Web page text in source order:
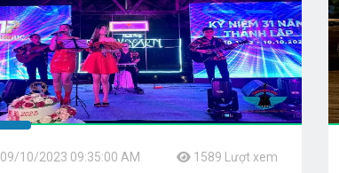
09/10/2023 09:35:00 AM 1589 Lượt xem